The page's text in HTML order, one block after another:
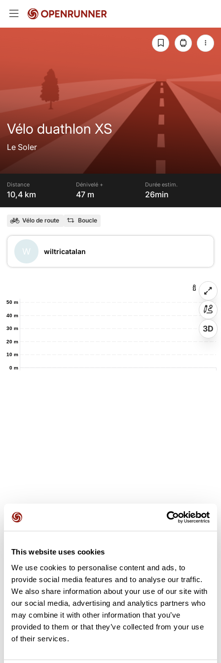
This website uses cookies
We use cookies to personalise content and ads, to
provide social media features and to analyse our traffic.
We also share information about your use of our site with
our social media, advertising and analytics partners who
may combine it with other information that you’ve
provided to them or that they’ve collected from your use
of their services.
Vélo duathlon XS
Le Soler
Distance
10,4 km
Dénivelé +
47 m
Durée estim.
26min
Vélo de route Boucle
W wiltricatalan
0 m
10 m
20 m
30 m
40 m
50 m
3D
Ajouter un avis
Découvrez ce parcours de vélo de 10,4 km à proximité de Le